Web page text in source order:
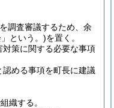
調査審議するため、余
という。)を置く。
策に関する必要な事項
める事項を町長に建議
織する。